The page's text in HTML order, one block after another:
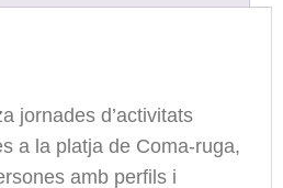
jornades d’activitats
a la platja de Coma-ruga,
amb perfils i